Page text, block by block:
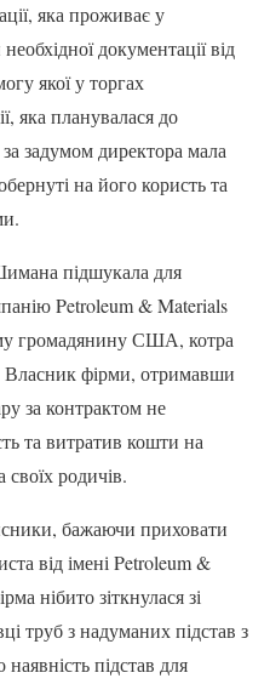
яка проживає у
документації від
якої у торгах
яка планувалася до
задумом директора мала
на його користь та
підшукала для
Petroleum & Materials
громадянину США, котра
Власник фірми, отримавши
за контрактом не
та витратив кошти на
своїх родичів.
бажаючи приховати
від імені Petroleum &
нібито зіткнулася зі
труб з надуманих підстав з
підстав для